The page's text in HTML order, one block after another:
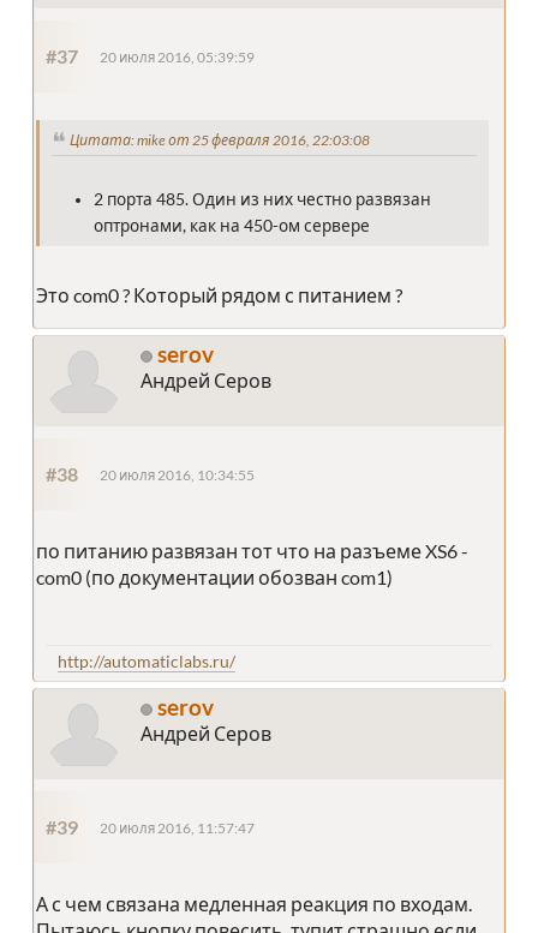
#37 20 июля 2016, 05:39:59
Цитата: mike от 25 февраля 2016, 22:03:08
2 порта 485. Один из них честно развязан
оптронами, как на 450-ом сервере
Это com0 ? Который рядом с питанием ?
serov
Андрей Серов
#38 20 июля 2016, 10:34:55
по питанию развязан тот что на разъеме XS6 -
com0 (по документации обозван com1)
http://automaticlabs.ru/
serov
Андрей Серов
#39 20 июля 2016, 11:57:47
А с чем связана медленная реакция по входам.